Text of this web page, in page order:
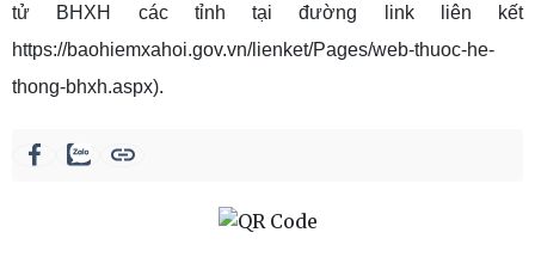
tử BHXH các tỉnh tại đường link liên kết
https://baohiemxahoi.gov.vn/lienket/Pages/web-thuoc-he-
thong-bhxh.aspx).